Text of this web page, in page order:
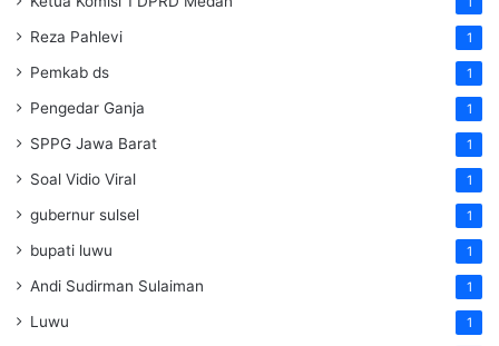
Reza Pahlevi 1
Pemkab ds 1
Pengedar Ganja 1
SPPG Jawa Barat 1
Soal Vidio Viral 1
gubernur sulsel 1
bupati luwu 1
Andi Sudirman Sulaiman 1
Luwu 1